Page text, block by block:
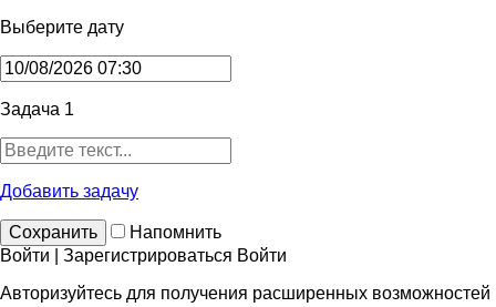
Выберите дату
Задача 1
Добавить задачу
Сохранить
Напомнить
Войти | Зарегистрироваться Войти
Авторизуйтесь для получения расширенных возможностей